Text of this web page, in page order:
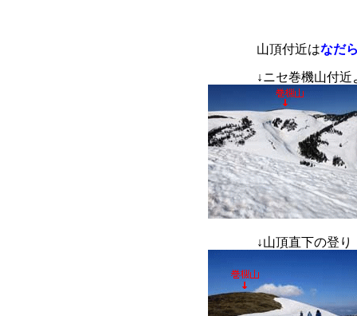
山頂付近はなだ
↓ニセ巻機山付
↓山頂直下